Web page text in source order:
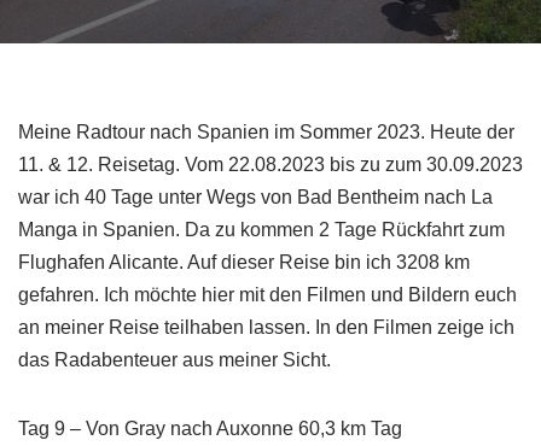
Meine Radtour nach Spanien im Sommer 2023. Heute der
11. & 12. Reisetag. Vom 22.08.2023 bis zu zum 30.09.2023
war ich 40 Tage unter Wegs von Bad Bentheim nach La
Manga in Spanien. Da zu kommen 2 Tage Rückfahrt zum
Flughafen Alicante. Auf dieser Reise bin ich 3208 km
gefahren. Ich möchte hier mit den Filmen und Bildern euch
an meiner Reise teilhaben lassen. In den Filmen zeige ich
das Radabenteuer aus meiner Sicht.
Tag 9 – Von Gray nach Auxonne 60,3 km Tag